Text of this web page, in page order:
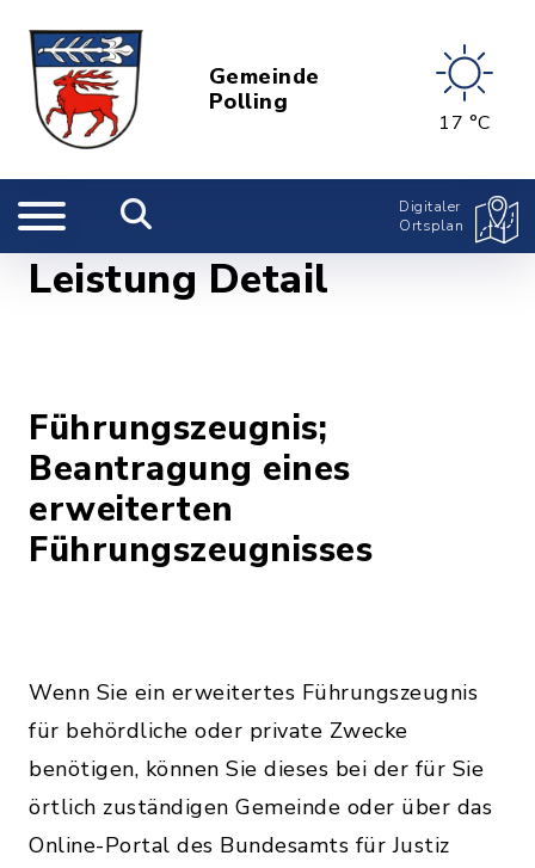
Gemeinde
Polling
17 °C
Digitaler
Ortsplan
Leistung Detail
Führungszeugnis;
Beantragung eines
erweiterten
Führungszeugnisses
Wenn Sie ein erweitertes Führungszeugnis
für behördliche oder private Zwecke
benötigen, können Sie dieses bei der für Sie
örtlich zuständigen Gemeinde oder über das
Online-Portal des Bundesamts für Justiz